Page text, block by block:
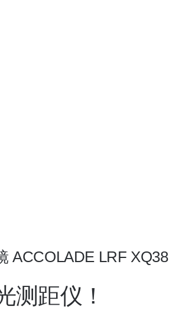
ACCOLADE LRF XQ38
测距仪！